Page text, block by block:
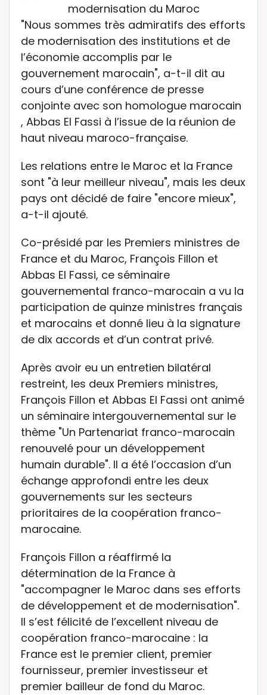
"Nous sommes très admiratifs des efforts
de modernisation des institutions et de
l’économie accomplis par le
gouvernement marocain", a-t-il dit au
cours d’une conférence de presse
conjointe avec son homologue marocain
, Abbas El Fassi à l’issue de la réunion de
haut niveau maroco-française.
Les relations entre le Maroc et la France
sont "à leur meilleur niveau", mais les deux
pays ont décidé de faire "encore mieux",
a-t-il ajouté.
Co-présidé par les Premiers ministres de
France et du Maroc, François Fillon et
Abbas El Fassi, ce séminaire
gouvernemental franco-marocain a vu la
participation de quinze ministres français
et marocains et donné lieu à la signature
de dix accords et d’un contrat privé.
Après avoir eu un entretien bilatéral
restreint, les deux Premiers ministres,
François Fillon et Abbas El Fassi ont animé
un séminaire intergouvernemental sur le
thème "Un Partenariat franco-marocain
renouvelé pour un développement
humain durable". Il a été l’occasion d’un
échange approfondi entre les deux
gouvernements sur les secteurs
prioritaires de la coopération franco-
marocaine.
François Fillon a réaffirmé la
détermination de la France à
"accompagner le Maroc dans ses efforts
de développement et de modernisation".
Il s’est félicité de l’excellent niveau de
coopération franco-marocaine : la
France est le premier client, premier
fournisseur, premier investisseur et
premier bailleur de fond du Maroc.